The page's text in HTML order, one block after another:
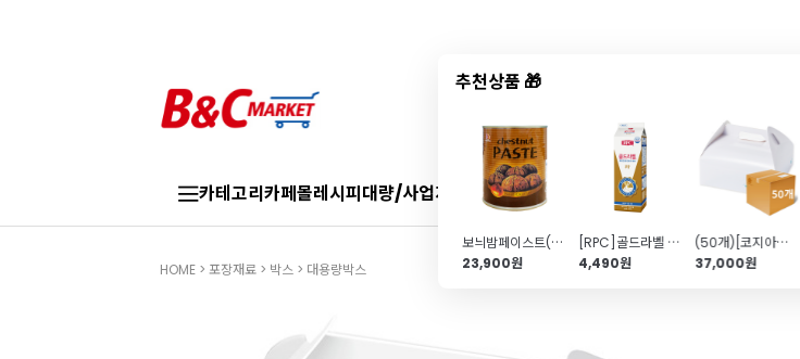
추천상품 🎁
보늬밤페이스트(960g)
23,900원
[RPC]골드라벨 휘핑크림(무향\/1030g)
4,490원
(50개)[코지아트]돔형조각케이크박스(민트리프\/대)
37,000원
카테고리카페몰레시피대량/사업자 브랜드샵신상품 TOP50특가/혜택
HOME > 포장재료 > 박스 > 대용량박스